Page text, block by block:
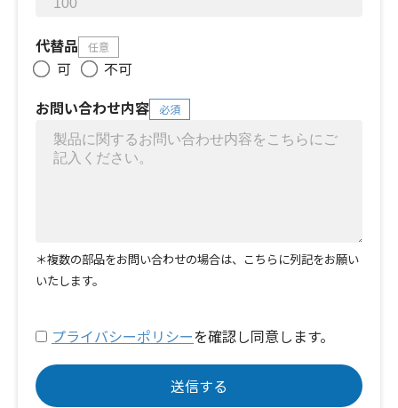
代替品 任意
可
不可
お問い合わせ内容
必須
＊複数の部品をお問い合わせの場合は、こちらに列記をお願い
いたします。
プライバシーポリシーを確認し同意します。